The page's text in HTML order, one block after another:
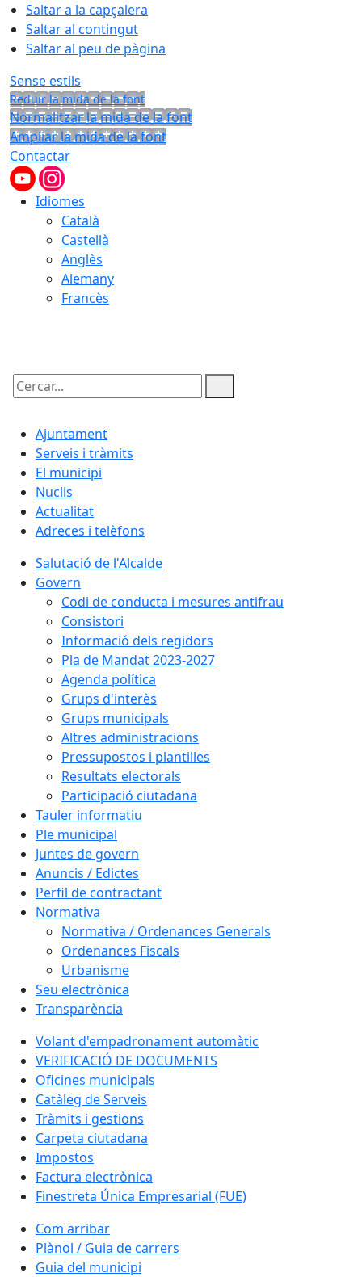
Saltar a la capçalera
Saltar al contingut
Saltar al peu de pàgina
Sense estils
Reduir la mida de la font
Normalitzar la mida de la font
Ampliar la mida de la font
Contactar
Idiomes
Català
Castellà
Anglès
Alemany
Francès
Cercar:
Ajuntament
Serveis i tràmits
El municipi
Nuclis
Actualitat
Adreces i telèfons
Salutació de l'Alcalde
Govern
Codi de conducta i mesures antifrau
Consistori
Informació dels regidors
Pla de Mandat 2023-2027
Agenda política
Grups d'interès
Grups municipals
Altres administracions
Pressupostos i plantilles
Resultats electorals
Participació ciutadana
Tauler informatiu
Ple municipal
Juntes de govern
Anuncis / Edictes
Perfil de contractant
Normativa
Normativa / Ordenances Generals
Ordenances Fiscals
Urbanisme
Seu electrònica
Transparència
Volant d'empadronament automàtic
VERIFICACIÓ DE DOCUMENTS
Oficines municipals
Catàleg de Serveis
Tràmits i gestions
Carpeta ciutadana
Impostos
Factura electrònica
Finestreta Única Empresarial (FUE)
Com arribar
Plànol / Guia de carrers
Guia del municipi